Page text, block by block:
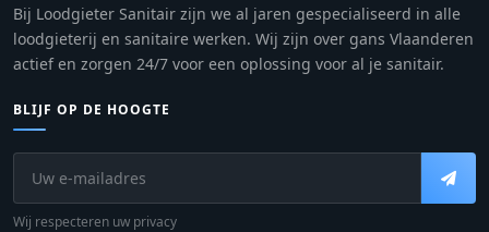
Bij Loodgieter Sanitair zijn we al jaren gespecialiseerd in alle
loodgieterij en sanitaire werken. Wij zijn over gans Vlaanderen
actief en zorgen 24/7 voor een oplossing voor al je sanitair.
BLIJF OP DE HOOGTE
Wij respecteren uw privacy